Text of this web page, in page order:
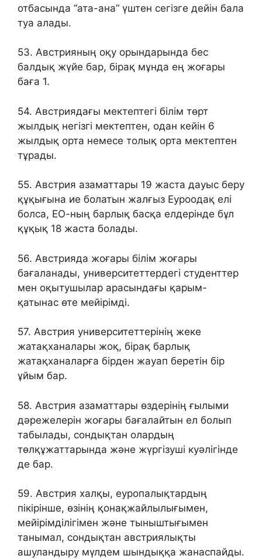
отбасында “ата-ана” үштен сегізге дейін бала
туа алады.
53. Австрияның оқу орындарында бес
балдық жүйе бар, бірақ мұнда ең жоғары
баға 1.
54. Австриядағы мектептегі білім төрт
жылдық негізгі мектептен, одан кейін 6
жылдық орта немесе толық орта мектептен
тұрады.
55. Австрия азаматтары 19 жаста дауыс беру
құқығына ие болатын жалғыз Еуроодақ елі
болса, ЕО-ның барлық басқа елдерінде бұл
құқық 18 жаста болады.
56. Австрияда жоғары білім жоғары
бағаланады, университеттердегі студенттер
мен оқытушылар арасындағы қарым-
қатынас өте мейірімді.
57. Австрия университеттерінің жеке
жатақханалары жоқ, бірақ барлық
жатақханаларға бірден жауап беретін бір
ұйым бар.
58. Австрия азаматтары өздерінің ғылыми
дәрежелерін жоғары бағалайтын ел болып
табылады, сондықтан олардың
төлқұжаттарында және жүргізуші куәлігінде
де бар.
59. Австрия халқы, еуропалықтардың
пікірінше, өзінің қонақжайлылығымен,
мейірімділігімен және тыныштығымен
танымал, сондықтан австриялықты
ашуландыру мүлдем шындыққа жанаспайды.